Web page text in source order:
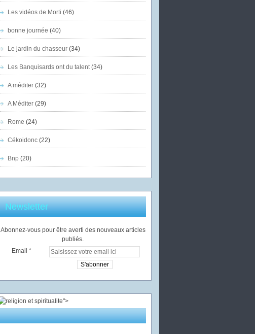
Les vidéos de Morti (46)
bonne journée (40)
Le jardin du chasseur(34)
Les Banquisards ont du talent(34)
A méditer(32)
A Méditer(29)
Rome (24)
Cékoidonc(22)
Bnp (20)
Newsletter
Abonnez-vous pour être averti des nouveaux articles
publiés.
Email
">